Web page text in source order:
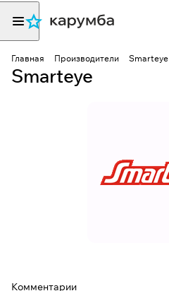
Главная Производители Smarteye
Smarteye
Комментарии